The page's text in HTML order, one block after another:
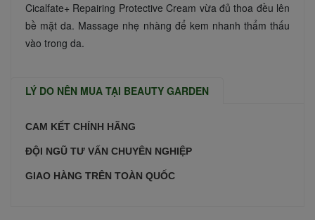
Cicalfate+ Repairing Protective Cream vừa đủ thoa đều lên
bề mặt da. Massage nhẹ nhàng để kem nhanh thẩm thấu
vào trong da.
LÝ DO NÊN MUA TẠI BEAUTY GARDEN
CAM KẾT CHÍNH HÃNG
ĐỘI NGŨ TƯ VẤN CHUYÊN NGHIỆP
GIAO HÀNG TRÊN TOÀN QUỐC